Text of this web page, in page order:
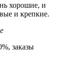
хорошие, и
и крепкие.
заказы